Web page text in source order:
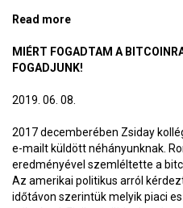
Read more
MIÉRT FOGADTAM A
FOGADJUNK!
2019. 06. 08.
2017 decemberében Zsiday
e-mailt küldött néhányunknak.
eredményével szemléltette a
Az amerikai politikus arról
időtávon szerintük melyik piaci